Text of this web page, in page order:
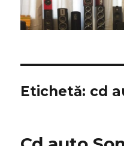
Etichetă: cd